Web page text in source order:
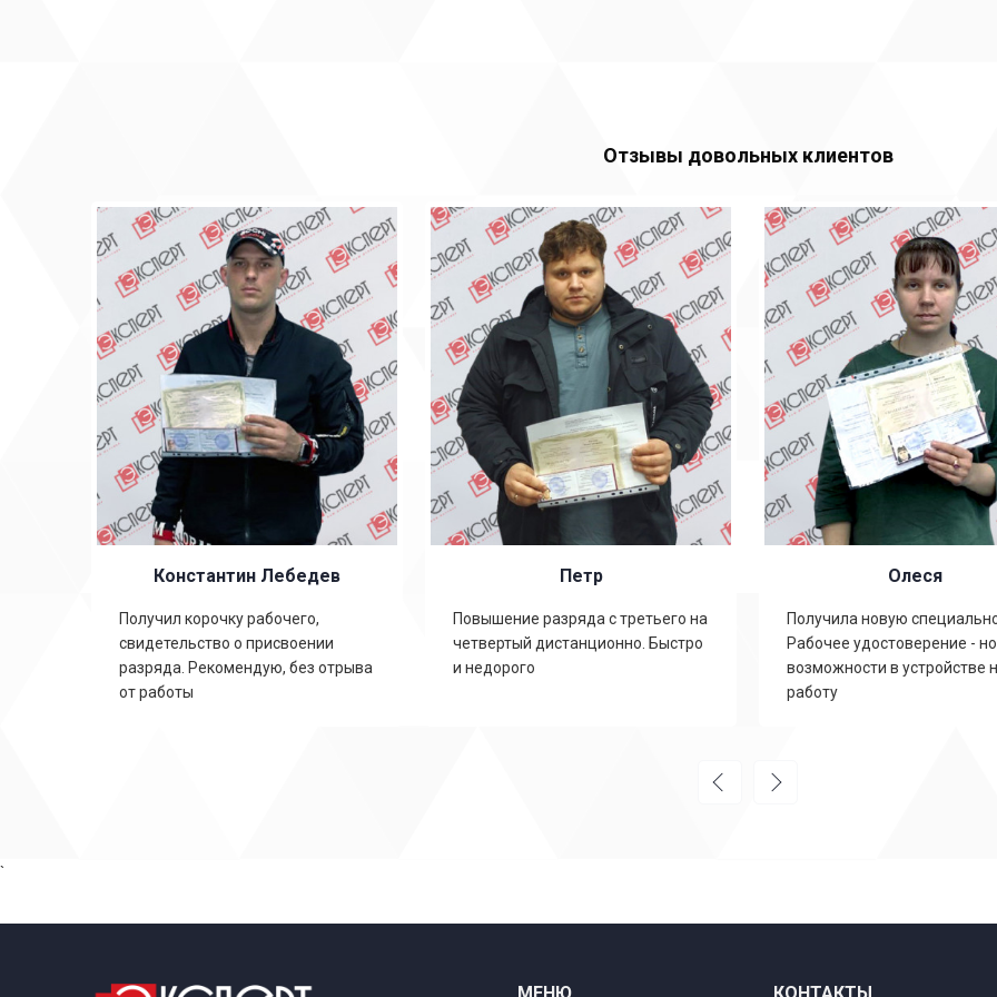
Отзывы довольных клиентов
Константин Лебедев
Получил корочку рабочего,
свидетельство о присвоении
разряда. Рекомендую, без отрыва
от работы
Петр
Повышение разряда с третьего на
четвертый дистанционно. Быстро
и недорого
Олеся
Получила новую
Рабочее удостоверение -
возможности в устройстве
работу
`